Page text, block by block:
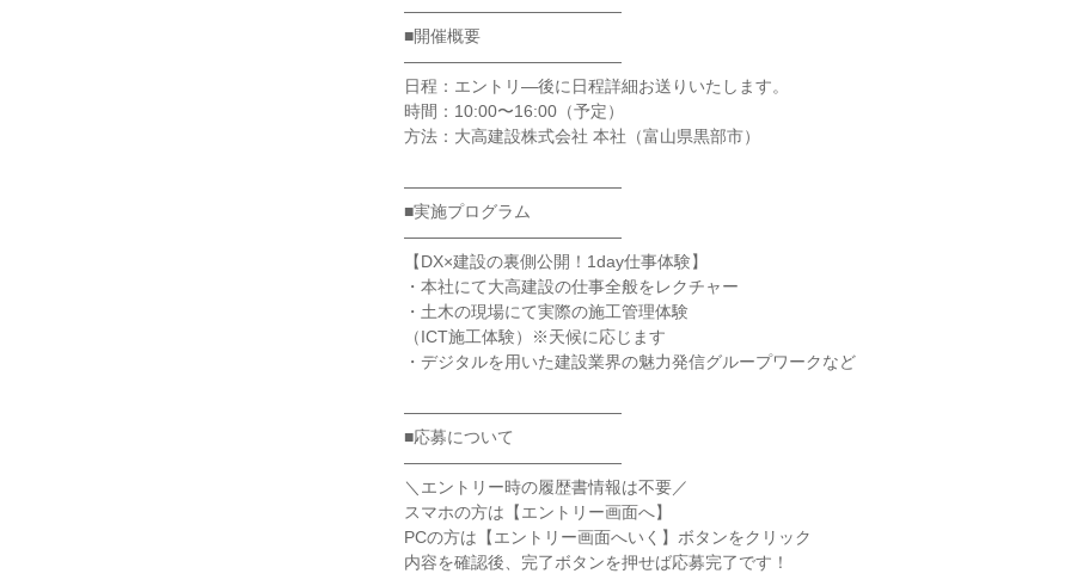
―――――――――――――
■開催概要
―――――――――――――
日程：エントリ―後に日程詳細お送りいたします。
時間：10:00〜16:00（予定）
方法：大高建設株式会社 本社（富山県黒部市）
―――――――――――――
■実施プログラム
―――――――――――――
【DX×建設の裏側公開！1day仕事体験】
・本社にて大高建設の仕事全般をレクチャー
・土木の現場にて実際の施工管理体験
（ICT施工体験）※天候に応じます
・デジタルを用いた建設業界の魅力発信グループワークなど
―――――――――――――
■応募について
―――――――――――――
＼エントリー時の履歴書情報は不要／
スマホの方は【エントリー画面へ】
PCの方は【エントリー画面へいく】ボタンをクリック
内容を確認後、完了ボタンを押せば応募完了です！